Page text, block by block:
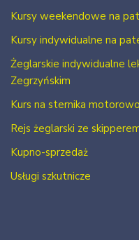
Kursy weekendowe na
Kursy indywidualne na
Żeglarskie indywidualne
Zegrzyńskim
Kurs na sternika
Rejs żeglarski ze
Kupno-sprzedaż
Usługi szkutnicze